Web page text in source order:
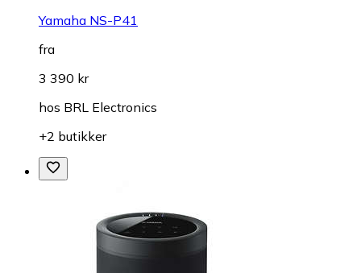
Yamaha NS-P41
fra
3 390 kr
hos BRL Electronics
+2 butikker